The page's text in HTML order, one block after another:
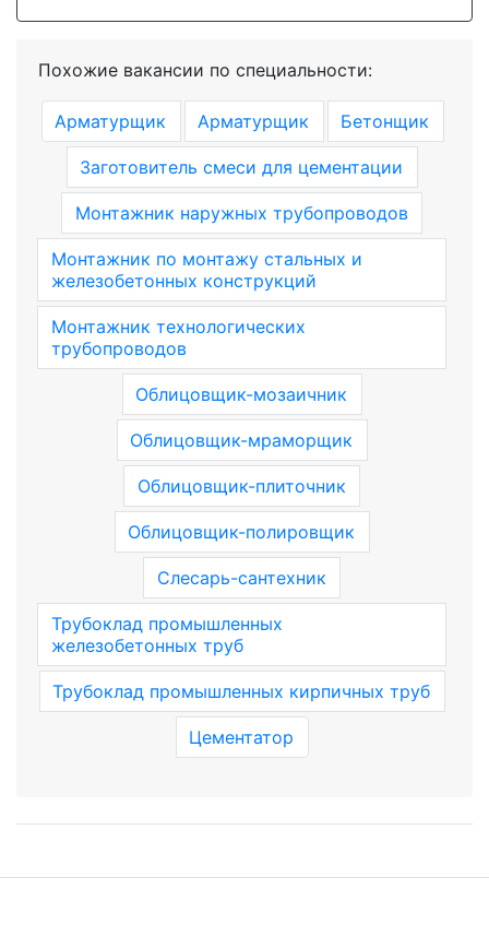
Похожие вакансии по специальности:
Арматурщик Арматурщик Бетонщик
Заготовитель смеси для цементации
Монтажник наружных трубопроводов
Монтажник по монтажу стальных и
железобетонных конструкций
Монтажник технологических
трубопроводов
Облицовщик-мозаичник
Облицовщик-мраморщик
Облицовщик-плиточник
Облицовщик-полировщик
Слесарь-сантехник
Трубоклад промышленных
железобетонных труб
Трубоклад промышленных кирпичных труб
Цементатор